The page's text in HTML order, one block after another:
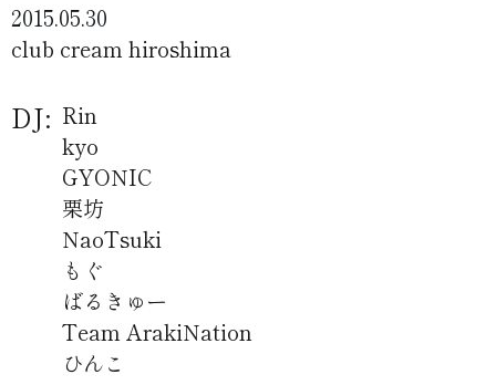
2015.05.30
club cream hiroshima
DJ: Rin
kyo
GYONIC
栗坊
NaoTsuki
もぐ
ばるきゅー
Team ArakiNation
ひんこ